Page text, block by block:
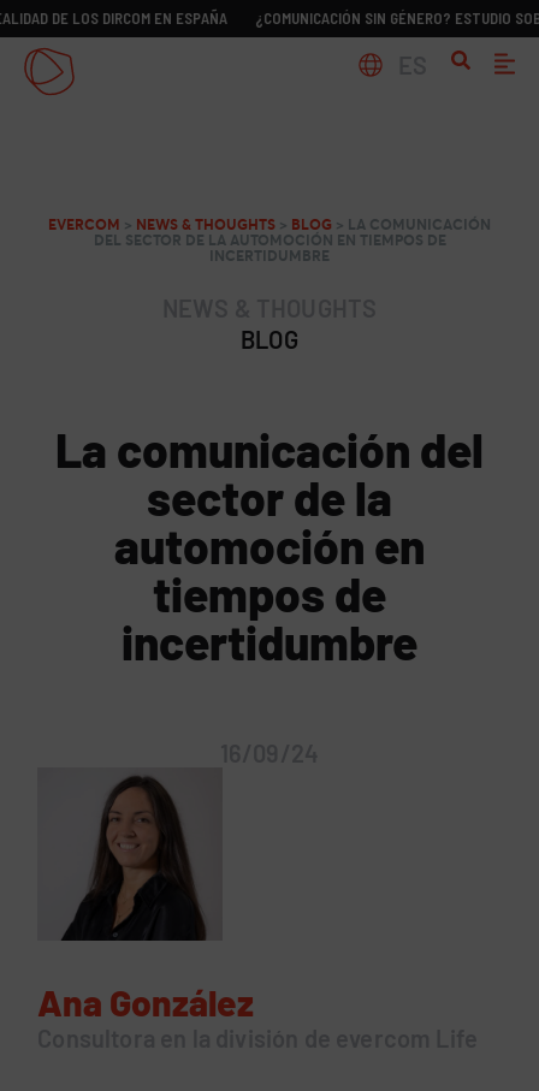
LOS DIRCOM EN ESPAÑA ¿COMUNICACIÓN SIN GÉNERO? ESTUDIO SOBRE LA
EVERCOM > NEWS & THOUGHTS > BLOG > LA COMUNICACIÓN
DEL SECTOR DE LA AUTOMOCIÓN EN TIEMPOS DE
INCERTIDUMBRE
BLOG
La comunicación del
sector de la
automoción en
tiempos de
incertidumbre
Ana González